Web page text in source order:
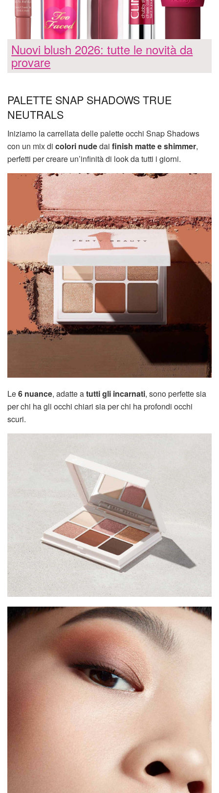
Nuovi blush 2026: tutte le novità da
provare
PALETTE SNAP SHADOWS TRUE
NEUTRALS
Iniziamo la carrellata delle palette occhi Snap Shadows
con un mix di colori nudedai finish matte e shimmer,
perfetti per creare un’infinità di look da tutti i giorni.
Le6 nuance, adatte atutti gli incarnati, sono perfette sia
per chi ha gli occhi chiari sia per chi ha profondi occhi
scuri.